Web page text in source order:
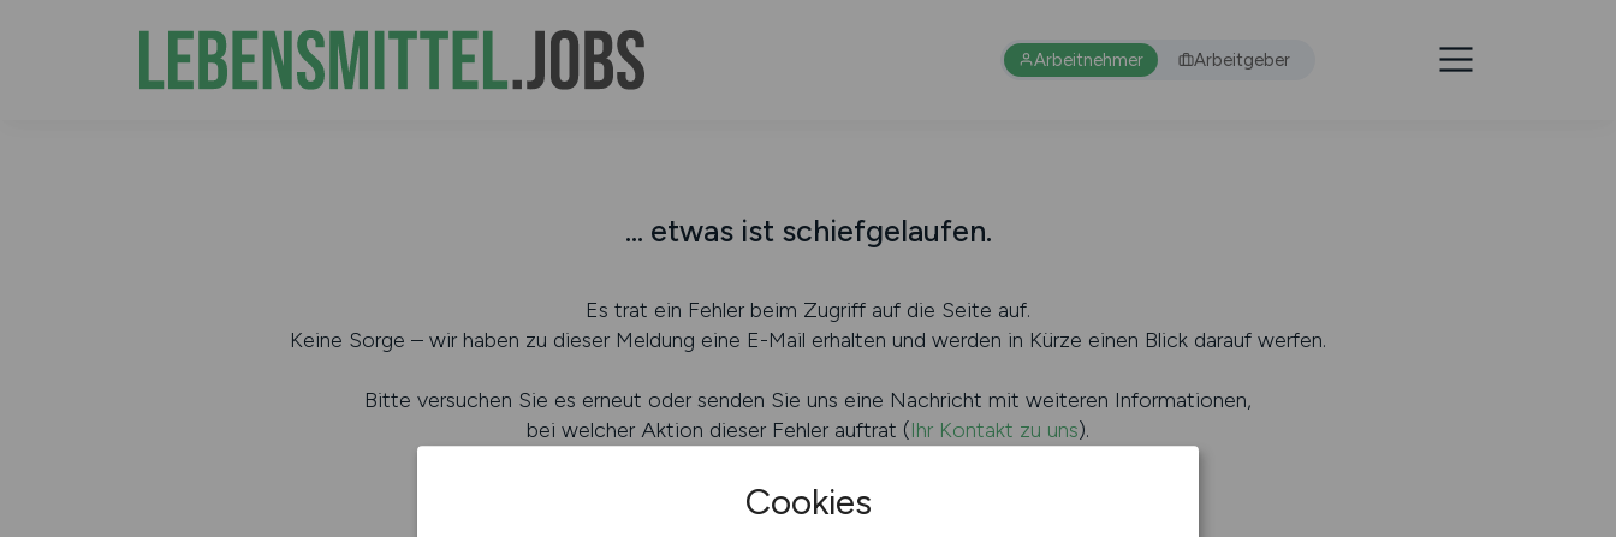
Arbeitnehmer Arbeitgeber
... etwas ist schiefgelaufen.
Es trat ein Fehler beim Zugriff auf die Seite auf.
Keine Sorge – wir haben zu dieser Meldung eine E-Mail erhalten und werden in Kürze einen Blick darauf werfen.
Bitte versuchen Sie es erneut oder senden Sie uns eine Nachricht mit weiteren Informationen,
bei welcher Aktion dieser Fehler auftrat (Ihr Kontakt zu uns).
Cookies